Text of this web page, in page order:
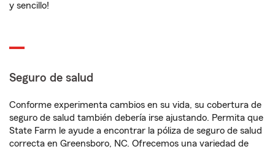
y sencillo!
Seguro de salud
Conforme experimenta cambios en su vida, su cobertura de
seguro de salud también debería irse ajustando. Permita que
State Farm le ayude a encontrar la póliza de seguro de salud
correcta en Greensboro, NC. Ofrecemos una variedad de